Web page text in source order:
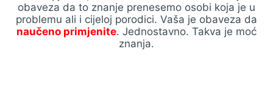
obaveza da to znanje prenesemo osobi koja je u
problemu ali i cijeloj porodici. Vaša je obaveza da
naučeno primjenite. Jednostavno. Takva je moć
znanja.